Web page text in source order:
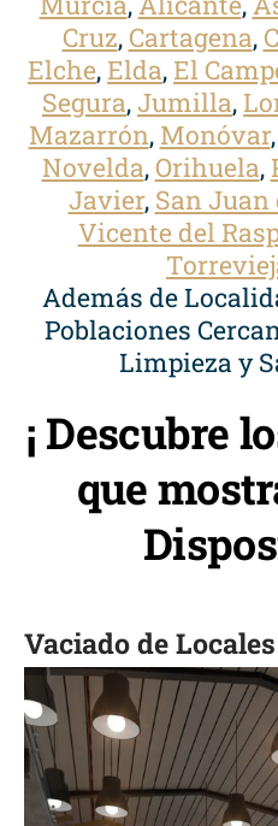
Cruz, Cartagena,
Elche, Elda, El
Segura,Jumilla,
Mazarrón, Monóvar,
Novelda,Orihuela,
Javier, San
Vicente del
Además de
Poblaciones
Limpieza y
¡ Descubre
que
Vaciado de Locales